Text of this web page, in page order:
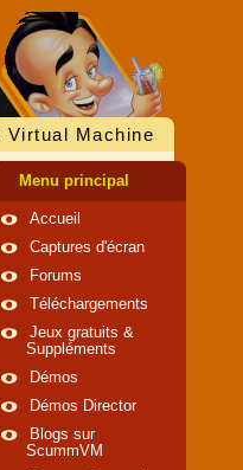
Machine
Menu principal
Accueil
Captures d'écran
Forums
Téléchargements
Jeux gratuits &
Suppléments
Démos
Démos Director
Blogs sur
ScummVM